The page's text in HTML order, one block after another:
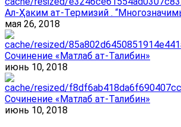
Ал-Ҳаким ат-Термизий .
мая 26, 2018
Сочинение «Матлаб ат-Талибин»
июнь 10, 2018
Сочинение «Матлаб ат-Талибин»
июнь 10, 2018